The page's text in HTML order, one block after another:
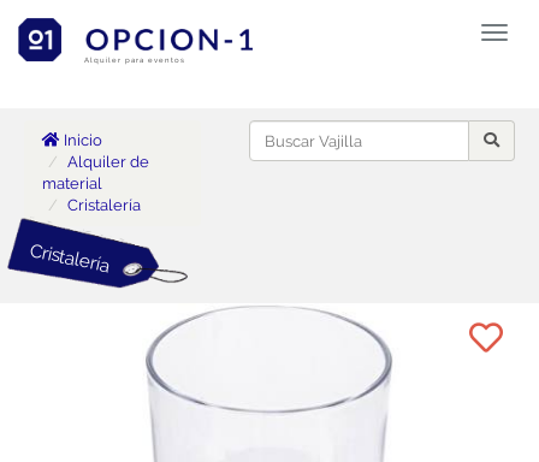
Alquiler para eventos
Inicio
Alquiler de
material
Cristalería
Cristalería